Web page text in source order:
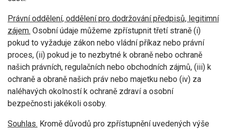
Právní oddělení, oddělení pro dodržování předpisů, legitimní
zájem. Osobní údaje můžeme zpřístupnit třetí straně (i)
pokud to vyžaduje zákon nebo vládní příkaz nebo právní
proces, (ii) pokud je to nezbytné k obraně nebo ochraně
našich právních, regulačních nebo obchodních zájmů, (iii) k
ochraně a obraně našich práv nebo majetku nebo (iv) za
naléhavých okolností k ochraně zdraví a osobní
bezpečnosti jakékoli osoby.
Souhlas. Kromě důvodů pro zpřístupnění uvedených výše